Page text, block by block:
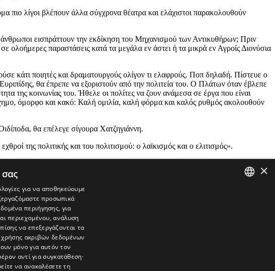
πιο λίγοι βλέπουν άλλα σύγχρονα θέατρα και ελάχιστοι παρακολουθούν
εισπράττουν την εκδίκηση του Μηχανισμού των Αντικυθήρων; Πριν
ολοήμερες παραστάσεις κατά τα μεγάλα εν άστει ή τα μικρά εν Αγροίς Διονύσια
κάτι ποιητές και δραματουργούς ολίγον τι ελαφρούς. Ποπ δηλαδή. Πίστευε ο
θα έπρεπε να εξοριστούν από την πολιτεία του. Ο Πλάτων όταν έβλεπε
της κοινωνίας του. Ήθελε οι πολίτες να ζουν ανάμεσα σε έργα που είναι
όμορφο και κακό: Καλή ομιλία, καλή φόρμα και καλός ρυθμός ακολουθούν
θα επέλεγε σίγουρα Χατζηγιάννη.
της πολιτικής και του πολιτισμού: ο λαϊκισμός και ο ελιτισμός».
×
για να αποθηκεύουμε
προσωπικά
περιήγησης, για
περιεχομένου, ανάλυση
να επεξεργάζονται τα
ακριβών δεδομένων
μόνο για αυτόν τον
αντί για συγκατάθεση·
να ανακαλέσετε τη